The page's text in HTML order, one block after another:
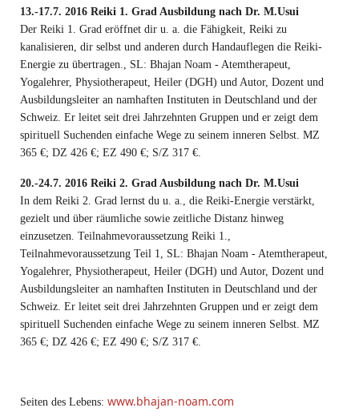
13.-17.7. 2016 Reiki 1. Grad Ausbildung nach Dr. M.Usui
Der Reiki 1. Grad eröffnet dir u. a. die Fähigkeit, Reiki zu
kanalisieren, dir selbst und anderen durch Handauflegen die Reiki-
Energie zu übertragen., SL: Bhajan Noam - Atemtherapeut,
Yogalehrer, Physiotherapeut, Heiler (DGH) und Autor, Dozent und
Ausbildungsleiter an namhaften Instituten in Deutschland und der
Schweiz. Er leitet seit drei Jahrzehnten Gruppen und er zeigt dem
spirituell Suchenden einfache Wege zu seinem inneren Selbst. MZ
365 €; DZ 426 €; EZ 490 €; S/Z 317 €.
20.-24.7. 2016 Reiki 2. Grad Ausbildung nach Dr. M.Usui
In dem Reiki 2. Grad lernst du u. a., die Reiki-Energie verstärkt,
gezielt und über räumliche sowie zeitliche Distanz hinweg
einzusetzen. Teilnahmevoraussetzung Reiki 1.,
Teilnahmevoraussetzung Teil 1, SL: Bhajan Noam - Atemtherapeut,
Yogalehrer, Physiotherapeut, Heiler (DGH) und Autor, Dozent und
Ausbildungsleiter an namhaften Instituten in Deutschland und der
Schweiz. Er leitet seit drei Jahrzehnten Gruppen und er zeigt dem
spirituell Suchenden einfache Wege zu seinem inneren Selbst. MZ
365 €; DZ 426 €; EZ 490 €; S/Z 317 €.
Seiten des Lebens: www.bhajan-noam.com